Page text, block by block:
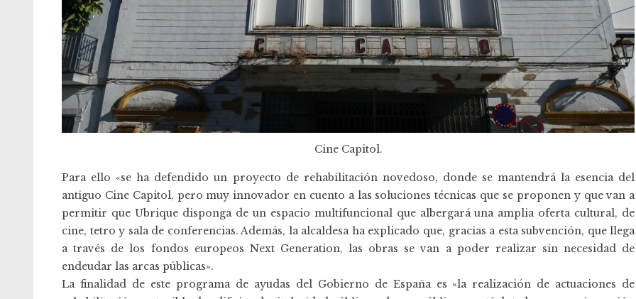
Cine Capitol.
Para ello «se ha defendido un proyecto de rehabilitación novedoso, donde se mantendrá la esencia del
antiguo Cine Capitol, pero muy innovador en cuento a las soluciones técnicas que se proponen y que van a
permitir que Ubrique disponga de un espacio multifuncional que albergará una amplia oferta cultural, de
cine, tetro y sala de conferencias. Además, la alcaldesa ha explicado que, gracias a esta subvención, que llega
a través de los fondos europeos Next Generation, las obras se van a poder realizar sin necesidad de
endeudar las arcas públicas».
La finalidad de este programa de ayudas del Gobierno de España es «la realización de actuaciones de